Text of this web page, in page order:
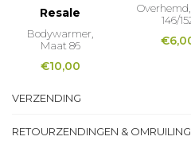
Resale
Bodywarmer,
Maat 86
€10,00
146/
€
VERZENDING
RETOURZENDINGEN &